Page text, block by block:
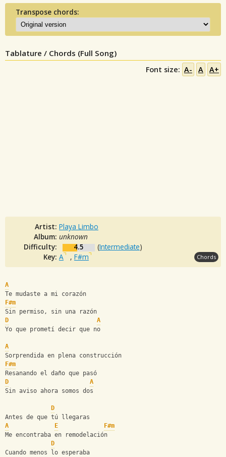
Transpose chords:
Tablature / Chords (Full Song)
Font size: A- A A+
Artist: Playa Limbo
Album: unknown
Difficulty:
4.5 (Intermediate)
Key: A , F#m Chords
A
Te mudaste a mi corazón
F#m
Sin permiso, sin una razón
D
A
Yo que prometí decir que no
A
Sorprendida en plena construcción
F#m
Resanando el daño que pasó
D
A
Sin aviso ahora somos dos
D
Antes de que tú llegaras
A
E
F#m
Me encontraba en remodelación
D
Cuando menos lo esperaba